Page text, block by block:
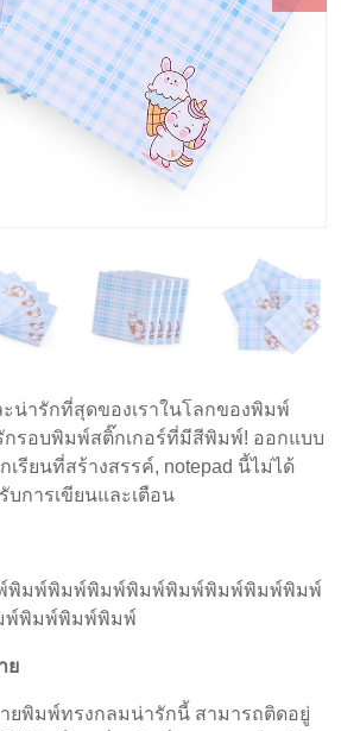
น่ารักที่สุดของเราในโลกของพิมพ์
กรอบพิมพ์สติ๊กเกอร์ที่มีสีพิมพ์! ออกแบบ
รียนที่สร้างสรรค์, notepad นี้ไม่ได้
บการเขียนและเตือน
พิมพ์พิมพ์พิมพ์พิมพ์พิมพ์พิมพ์พิมพ์พิมพ์
พิมพ์พิมพ์พิมพ์
ย
ยพิมพ์ทรงกลมน่ารักนี้ สามารถติดอยู่